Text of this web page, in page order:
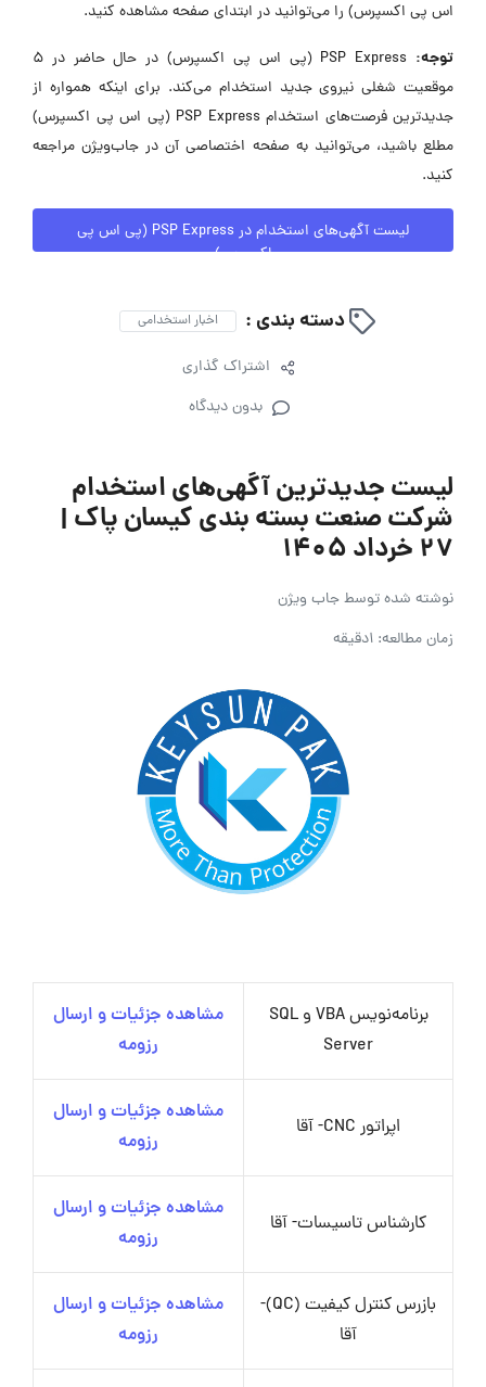
اس پی اکسپرس) را می‌توانید در ابتدای صفحه مشاهده کنید.
توجه:
PSP Express (پی اس پی اکسپرس) در حال حاضر در ۵
موقعیت شغلی نیروی جدید استخدام می‌کند. برای اینکه همواره از
جدیدترین فرصت‌های استخدام PSP Express (پی اس پی اکسپرس)
مطلع باشید، می‌توانید به صفحه اختصاصی آن در جاب‌ویژن مراجعه
کنید.
لیست آگهی‌های استخدام در PSP Express (پی اس پی
اکسپرس)
دسته بندی : اخبار استخدامی
اشتراک گذاری
بدون دیدگاه
لیست جدیدترین آگهی‌های استخدام
شرکت صنعت بسته بندی کیسان پاک |
۲۷ خرداد ۱۴۰۵
نوشته شده توسطجاب ویژن
زمان مطالعه: 1دقیقه
برنامه‌نویس VBA و SQL
Server
مشاهده جزئیات و ارسال
رزومه
اپراتور CNC- آقا
مشاهده جزئیات و ارسال
رزومه
کارشناس تاسیسات- آقا
مشاهده جزئیات و ارسال
رزومه
بازرس کنترل کیفیت (QC)-
آقا
مشاهده جزئیات و ارسال
رزومه